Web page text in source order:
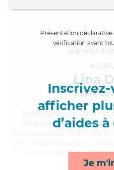
Présentation
vérification avant
afficher
d’aides
Je
Lina
à 5km de
, optimiste et
d'expérience et possède
services de repas,
lessive/